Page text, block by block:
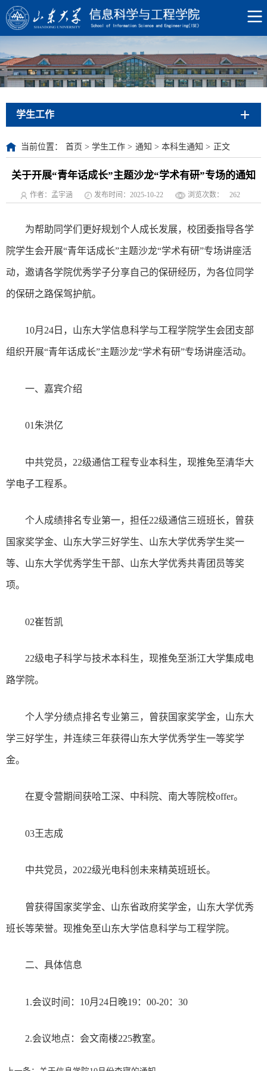
学生工作
当前位置： 首页 > 学生工作 > 通知 > 本科生通知 > 正文
关于开展“青年话成长”主题沙龙“学术有研”专场的通知
作者：孟宇涵 发布时间：2025-10-22 浏览次数： 262
为帮助同学们更好规划个人成长发展，校团委指导各学
院学生会开展“青年话成长”主题沙龙“学术有研”专场讲座活
动，邀请各学院优秀学子分享自己的保研经历，为各位同学
的保研之路保驾护航。
10月24日，山东大学信息科学与工程学院学生会团支部
组织开展“青年话成长”主题沙龙“学术有研”专场讲座活动。
一、嘉宾介绍
01朱洪亿
中共党员，22级通信工程专业本科生，现推免至清华大
学电子工程系。
个人成绩排名专业第一，担任22级通信三班班长，曾获
国家奖学金、山东大学三好学生、山东大学优秀学生奖一
等、山东大学优秀学生干部、山东大学优秀共青团员等奖
项。
02崔哲凯
22级电子科学与技术本科生，现推免至浙江大学集成电
路学院。
个人学分绩点排名专业第三，曾获国家奖学金，山东大
学三好学生，并连续三年获得山东大学优秀学生一等奖学
金。
在夏令营期间获哈工深、中科院、南大等院校offer。
03王志成
中共党员，2022级光电科创未来精英班班长。
曾获得国家奖学金、山东省政府奖学金，山东大学优秀
班长等荣誉。现推免至山东大学信息科学与工程学院。
二、具体信息
1.会议时间：10月24日晚19：00-20：30
2.会议地点：会文南楼225教室。